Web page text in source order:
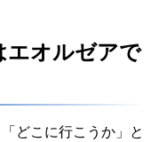
エオルゼアで
どこに行こうか」と